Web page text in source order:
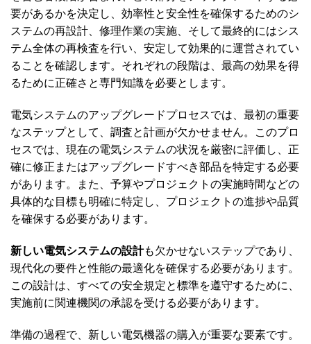
要があるかを決定し、効率性と安全性を確保するためのシ
ステムの再設計、修理作業の実施、そして最終的にはシス
テム全体の再検査を行い、安定して効果的に運営されてい
ることを確認します。それぞれの段階は、最高の効果を得
るために正確さと専門知識を必要とします。
電気システムのアップグレードプロセスでは、最初の重要
なステップとして、調査と計画が欠かせません。このプロ
セスでは、現在の電気システムの状況を厳密に評価し、正
確に修正またはアップグレードすべき部品を特定する必要
があります。また、予算やプロジェクトの実施時間などの
具体的な目標も明確に特定し、プロジェクトの進捗や品質
を確保する必要があります。
新しい電気システムの設計も欠かせないステップであり、
現代化の要件と性能の最適化を確保する必要があります。
この設計は、すべての安全規定と標準を遵守するために、
実施前に関連機関の承認を受ける必要があります。
準備の過程で、新しい電気機器の購入が重要な要素です。